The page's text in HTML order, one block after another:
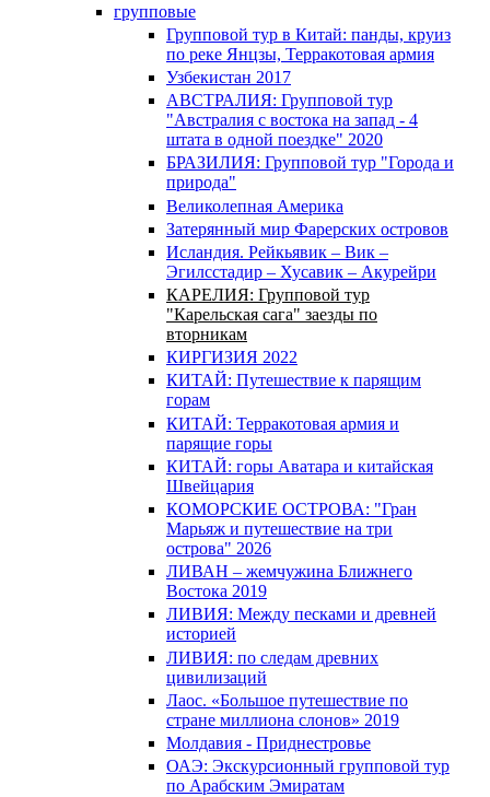
групповые
Групповой тур в Китай: панды, круиз
по реке Янцзы, Терракотовая армия
Узбекистан 2017
АВСТРАЛИЯ: Групповой тур
"Австралия с востока на запад - 4
штата в одной поездке" 2020
БРАЗИЛИЯ: Групповой тур "Города и
природа"
Великолепная Америка
Затерянный мир Фарерских островов
Исландия. Рейкьявик – Вик –
Эгилсстадир – Хусавик – Акурейри
КАРЕЛИЯ: Групповой тур
"Карельская сага" заезды по
вторникам
КИРГИЗИЯ 2022
КИТАЙ: Путешествие к парящим
горам
КИТАЙ: Терракотовая армия и
парящие горы
КИТАЙ: горы Аватара и китайская
Швейцария
КОМОРСКИЕ ОСТРОВА: "Гран
Марьяж и путешествие на три
острова" 2026
ЛИВАН – жемчужина Ближнего
Востока 2019
ЛИВИЯ: Между песками и древней
историей
ЛИВИЯ: по следам древних
цивилизаций
Лаос. «Большое путешествие по
стране миллиона слонов» 2019
Молдавия - Приднестровье
ОАЭ: Экскурсионный групповой тур
по Арабским Эмиратам